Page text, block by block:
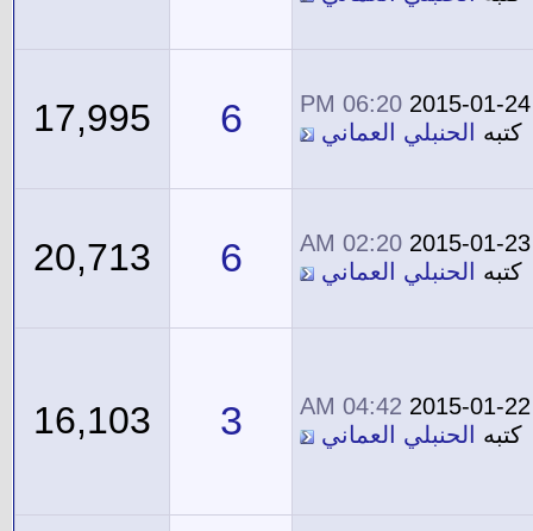
2015-01-24
06:20 PM
كتبه
الحنبلي العماني 6
17,995
2015-01-23
02:20 AM
كتبه
الحنبلي العماني 6
20,713
2015-01-22
04:42 AM
كتبه
الحنبلي العماني 3
16,103